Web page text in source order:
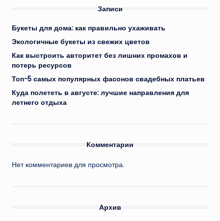
Записи
Букеты для дома: как правильно ухаживать
Экологичные букеты из свежих цветов
Как выстроить авторитет без лишних промахов и
потерь ресурсов
Топ-5 самых популярных фасонов свадебных платьев
Куда полететь в августе: лучшие направления для
летнего отдыха
Комментарии
Нет комментариев для просмотра.
Архив